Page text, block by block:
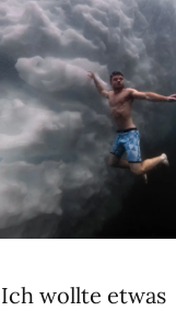
Ich wollte etwas